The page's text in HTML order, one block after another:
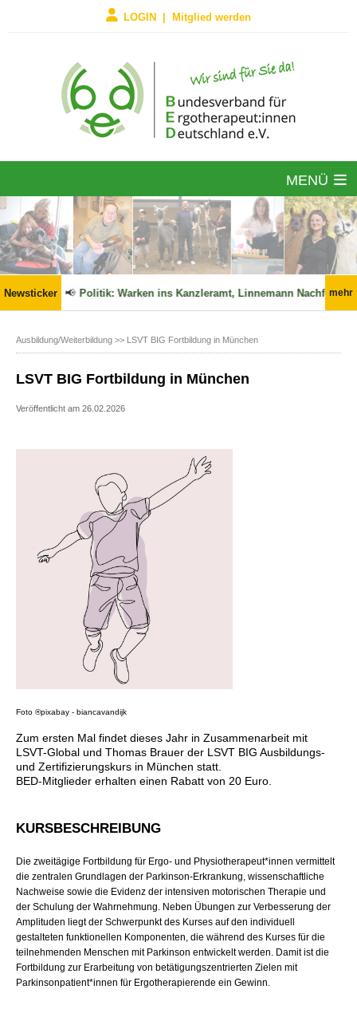
LOGIN | Mitglied werden
MENÜ
Newsticker
Kraft! 📢 Politik: Warken ins Kanzleramt, Linnemann Nachfolgermehr
Ausbildung/Weiterbildung >> LSVT BIG Fortbildung in München
LSVT BIG Fortbildung in München
Veröffentlicht am 26.02.2026
Foto ®pixabay - biancavandijk
Zum ersten Mal findet dieses Jahr in Zusammenarbeit mit
LSVT-Global und Thomas Brauer der LSVT BIG Ausbildungs-
und Zertifizierungskurs in München statt.
BED-Mitglieder erhalten einen Rabatt von 20 Euro.
KURSBESCHREIBUNG
Die zweitägige Fortbildung für Ergo- und Physiotherapeut*innen vermittelt
die zentralen Grundlagen der Parkinson-Erkrankung, wissenschaftliche
Nachweise sowie die Evidenz der intensiven motorischen Therapie und
der Schulung der Wahrnehmung. Neben Übungen zur Verbesserung der
Amplituden liegt der Schwerpunkt des Kurses auf den individuell
gestalteten funktionellen Komponenten, die während des Kurses für die
teilnehmenden Menschen mit Parkinson entwickelt werden. Damit ist die
Fortbildung zur Erarbeitung von betätigungszentrierten Zielen mit
Parkinsonpatient*innen für Ergotherapierende ein Gewinn.